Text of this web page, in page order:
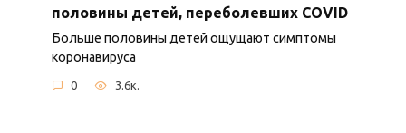
половины детей, переболевших COVID
Больше половины детей ощущают симптомы
коронавируса
0 3.6к.